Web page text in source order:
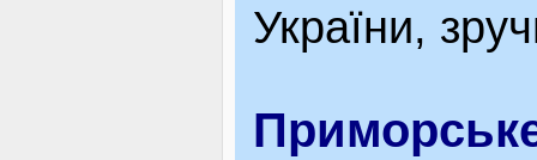
України,